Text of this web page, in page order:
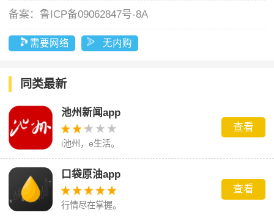
备案： 鲁ICP备09062847号-8A
需要网络 无内购
同类最新
池州新闻app
i池州，e生活。
查看
口袋原油app
行情尽在掌握。
查看